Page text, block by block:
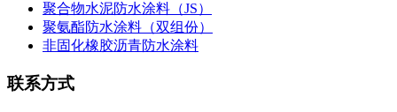
聚合物水泥防水涂料（JS）
聚氨酯防水涂料（双组份）
非固化橡胶沥青防水涂料
联系方式